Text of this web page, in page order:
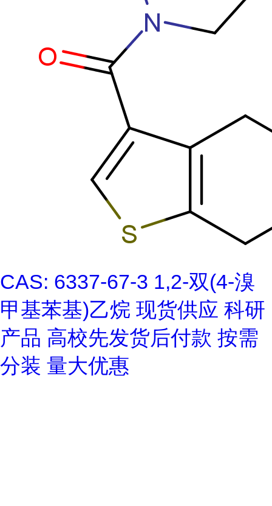
CAS: 6337-67-3 1,2-双(4-溴
甲基苯基)乙烷 现货供应 科研
产品 高校先发货后付款 按需
分装 量大优惠